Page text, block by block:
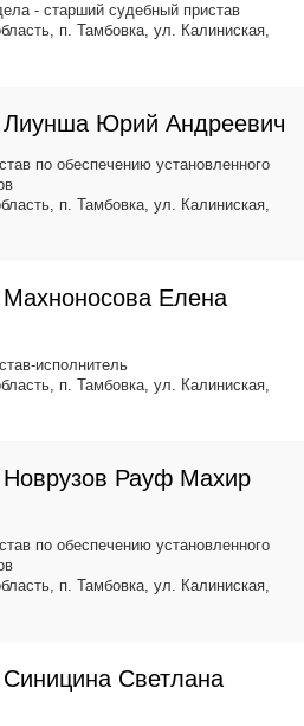
- старший судебный пристав
п. Тамбовка, ул. Калиниская,
Лиунша Юрий Андреевич
по обеспечению установленного
п. Тамбовка, ул. Калиниская,
Елена
исполнитель
п. Тамбовка, ул. Калиниская,
Рауф Махир
по обеспечению установленного
п. Тамбовка, ул. Калиниская,
Светлана